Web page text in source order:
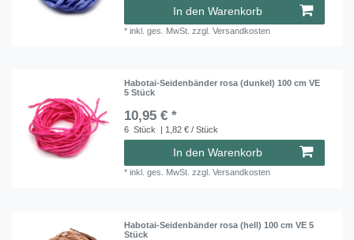
In den Warenkorb
*inkl. ges. MwSt. zzgl.Versandkosten
Habotai-Seidenbänder rosa (dunkel) 100 cm VE
5 Stück
10,95 € *
6 Stück | 1,82 € / Stück
In den Warenkorb
*inkl. ges. MwSt. zzgl.Versandkosten
Habotai-Seidenbänder rosa (hell) 100 cm VE 5
Stück